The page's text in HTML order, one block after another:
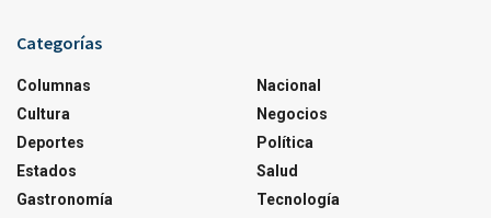
Categorías
Columnas
Cultura
Deportes
Estados
Gastronomía
Nacional
Negocios
Política
Salud
Tecnología